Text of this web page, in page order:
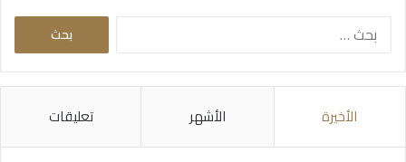
البحث
الأخيرة الأشهر تعليقات